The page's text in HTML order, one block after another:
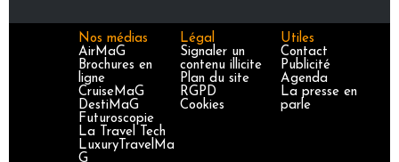
Nos médias
AirMaG
Brochures en
ligne
CruiseMaG
DestiMaG
Futuroscopie
La Travel Tech
LuxuryTravelMa
G
Légal
Signaler un
contenu illicite
Plan du site
RGPD
Cookies
Utiles
Contact
Publicité
Agenda
La presse en
parle